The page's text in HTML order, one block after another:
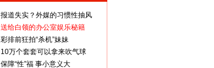
报道失实？外媒的习惯性抽风
送给白领的办公室娱乐秘籍
彩排前狂拍“杀机”妹妹
10万个套套可以拿来吹气球
保障“性”福 事小意义大